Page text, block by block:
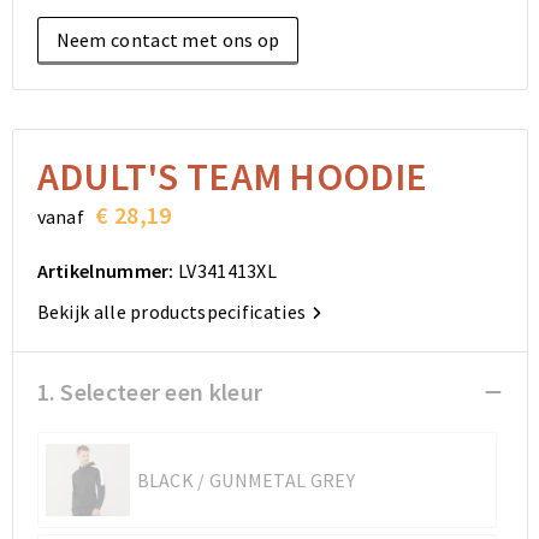
Elektronica, Gadgets en USB
Sleutelhangers en Lanyards
Anti-stress
Lampen en Gereedschap
Snoepgoed
Reistassensets
Goodiebags
Golftassen
Opvouwbare tassen
Matrozentassen
Accessoires voor tassen
Bodywarmers
Kleding sets
Reistassensets
Goodiebags
Golftassen
Opvouwbare tassen
Matrozentassen
Accessoires voor tassen
Overhemden
Jassen
Broeken en Rokken
Schoenen
Neem contact met ons op
ADULT'S TEAM HOODIE
vanaf € 28,19
Artikelnummer: LV341413XL
Bekijk alle productspecificaties
1. Selecteer een kleur
BLACK / GUNMETAL GREY